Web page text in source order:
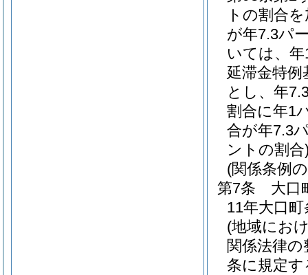
トの割合
が年7.3パ
いては、
延滞金特
とし、年
割合に年1
合が年7.3
ントの割合
(関係条例
第7条
大口
11年大口
(地域にお
関係法律
条に規定す